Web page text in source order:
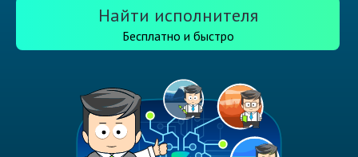
Найти исполнителя
Бесплатно и быстро